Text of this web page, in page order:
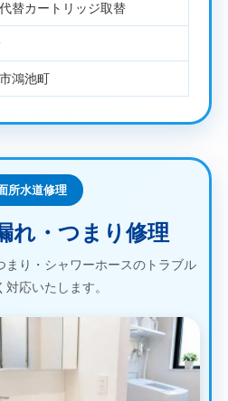
替カートリッジ取替
鴻池町
所水道修理
れ・つまり修理
まり・シャワーホースのトラブル
対応いたします。